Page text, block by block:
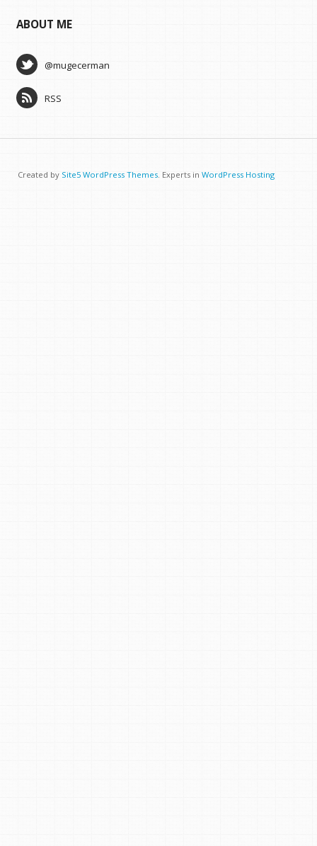
ABOUT ME
@mugecerman
RSS
Created by Site5 WordPress Themes . Experts in WordPress Hosting